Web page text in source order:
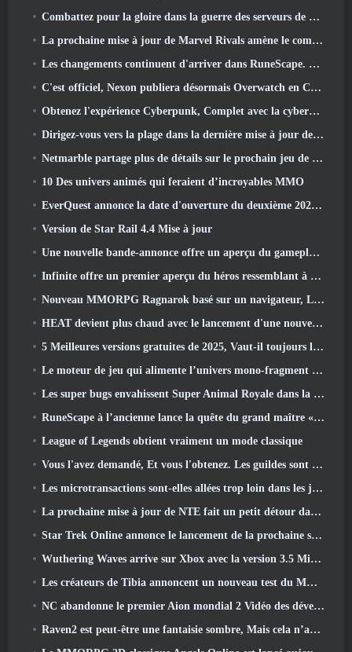
Combattez pour la gloire dans la guerre des serveurs de Lineage II
La prochaine mise à jour de Marvel Rivals amène le combat contre les dieux
Les changements continuent d'arriver dans RuneScape. Cette fois, c'est le logement des joueurs
C'est officiel, Nexon publiera désormais Overwatch en Corée du Sud
Obtenez l'expérience Cyberpunk, Complet avec la cyberpsychose, Dans le prochain événement crossover d’Apex Legends
Dirigez-vous vers la plage dans la dernière mise à jour de Palia
Netmarble partage plus de détails sur le prochain jeu de mise à niveau solo, Mise à niveau en solo: KARMA à l’Anime Expo
10 Des univers animés qui feraient d’incroyables MMO
EverQuest annonce la date d'ouverture du deuxième 2026 Serveur d'extension temporisé
Version de Star Rail 4.4 Mise à jour
Une nouvelle bande-annonce offre un aperçu du gameplay de Silver Palace
Infinite offre un premier aperçu du héros ressemblant à une sirène à venir dans le printemps-été 2013: Lumière du soir
Nouveau MMORPG Ragnarok basé sur un navigateur, L'univers Ragnarok annoncé
HEAT devient plus chaud avec le lancement d'une nouvelle carte du désert
5 Meilleures versions gratuites de 2025, Vaut-il toujours la peine d'y jouer 2026?
Le moteur de jeu qui alimente l’univers mono-fragment d’Eve Online est désormais open source
Les super bugs envahissent Super Animal Royale dans la mise à jour « Super Natural »
RuneScape à l’ancienne lance la quête du grand maître « La Lune de sang se lève », Mettre fin à une série de quêtes de 20 ans
League of Legends obtient vraiment un mode classique
Vous l'avez demandé, Et vous l'obtenez. Les guildes sont maintenant disponibles dans Eterspire
Les microtransactions sont-elles allées trop loin dans les jeux gratuits?
La prochaine mise à jour de NTE fait un petit détour dans un jeu de table fantastique
Star Trek Online annonce le lancement de la prochaine saison « Undiscovered »
Wuthering Waves arrive sur Xbox avec la version 3.5 Mise à jour
Les créateurs de Tibia annoncent un nouveau test du MMORPG Zombie à l'ancienne, Persister en ligne
NC abandonne le premier Aion mondial 2 Vidéo des développeurs, Partager des détails sur le jeu
Raven2 est peut-être une fantaisie sombre, Mais cela n’arrête pas les plaisirs de l’été